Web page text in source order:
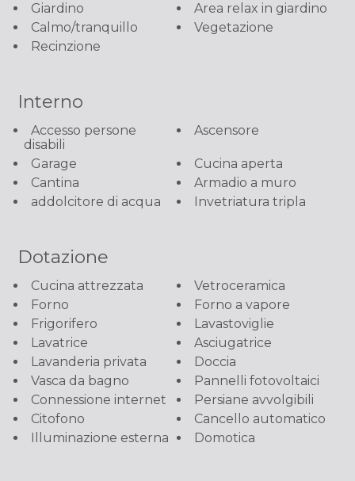
Giardino
Area relax in giardino
Calmo/tranquillo
Vegetazione
Recinzione
Interno
Accesso persone
disabili
Ascensore
Garage
Cucina aperta
Cantina
Armadio a muro
addolcitore di acqua
Invetriatura tripla
Dotazione
Cucina attrezzata
Vetroceramica
Forno
Forno a vapore
Frigorifero
Lavastoviglie
Lavatrice
Asciugatrice
Lavanderia privata
Doccia
Vasca da bagno
Pannelli fotovoltaici
Connessione internet
Persiane avvolgibili
Citofono
Cancello automatico
Illuminazione esterna
Domotica